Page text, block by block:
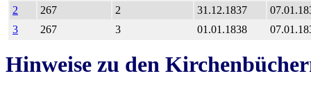
2
267 2 31.12.1837
3
267 3 01.01.1838
Hinweise zu den